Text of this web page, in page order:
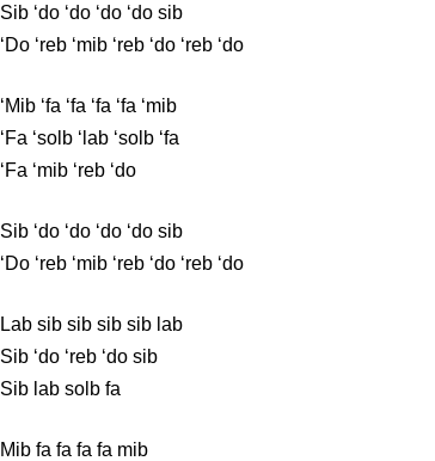
Sib ‘do ‘do ‘do ‘do sib
‘Do ‘reb ‘mib ‘reb ‘do ‘reb ‘do
‘Mib ‘fa ‘fa ‘fa ‘fa ‘mib
‘Fa ‘solb ‘lab ‘solb ‘fa
‘Fa ‘mib ‘reb ‘do
Sib ‘do ‘do ‘do ‘do sib
‘Do ‘reb ‘mib ‘reb ‘do ‘reb ‘do
Lab sib sib sib sib lab
Sib ‘do ‘reb ‘do sib
Sib lab solb fa
Mib fa fa fa fa mib